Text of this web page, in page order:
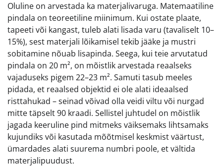
Oluline on arvestada ka materjalivaruga. Matemaatiline
pindala on teoreetiline miinimum. Kui ostate plaate,
tapeeti või kangast, tuleb alati lisada varu (tavaliselt 10–
15%), sest materjali lõikamisel tekib jääke ja mustri
sobitamine nõuab lisapinda. Seega, kui teie arvutatud
pindala on 20 m², on mõistlik arvestada reaalseks
vajaduseks pigem 22–23 m². Samuti tasub meeles
pidada, et reaalsed objektid ei ole alati ideaalsed
risttahukad – seinad võivad olla veidi viltu või nurgad
mitte täpselt 90 kraadi. Sellistel juhtudel on mõistlik
jagada keeruline pind mitmeks väiksemaks lihtsamaks
kujundiks või kasutada mõõtmisel keskmist väärtust,
ümardades alati suurema numbri poole, et vältida
materjalipuudust.